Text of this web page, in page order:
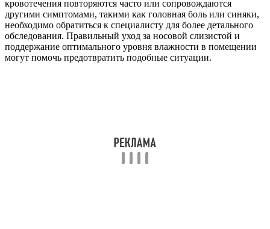
кровотечения повторяются часто или сопровождаются
другими симптомами, такими как головная боль или синяки,
необходимо обратиться к специалисту для более детального
обследования. Правильный уход за носовой слизистой и
поддержание оптимального уровня влажности в помещении
могут помочь предотвратить подобные ситуации.